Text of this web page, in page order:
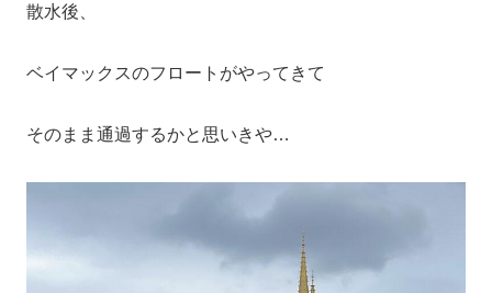
散水後、
ベイマックスのフロートがやってきて
そのまま通過するかと思いきや…